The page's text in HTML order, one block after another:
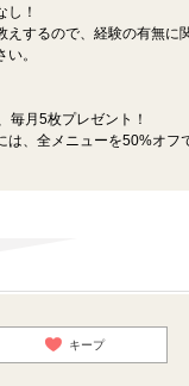
し！
えするので、経験の有無に
。
毎月5枚プレゼント！
は、全メニューを50%オフ
キープ